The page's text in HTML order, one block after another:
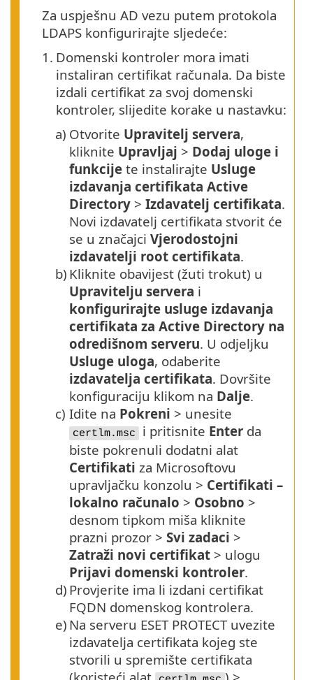
Za uspješnu AD vezu putem protokola
LDAPS konfigurirajte sljedeće:
1. Domenski kontroler mora imati
instaliran certifikat računala. Da biste
izdali certifikat za svoj domenski
kontroler, slijedite korake u nastavku:
a) Otvorite Upravitelj servera,
kliknite Upravljaj > Dodaj uloge i
funkcije te instalirajte Usluge
izdavanja certifikata Active
Directory > Izdavatelj certifikata.
Novi izdavatelj certifikata stvorit će
se u značajci Vjerodostojni
izdavatelji root certifikata.
b) Kliknite obavijest (žuti trokut) u
Upravitelju servera i
konfigurirajte usluge izdavanja
certifikata za Active Directory na
odredišnom serveru. U odjeljku
Usluge uloga, odaberite
izdavatelja certifikata. Dovršite
konfiguraciju klikom na Dalje.
c) Idite na Pokreni > unesite
certlm.msc i pritisnite Enter da
biste pokrenuli dodatni alat
Certifikati za Microsoftovu
upravljačku konzolu > Certifikati –
lokalno računalo > Osobno >
desnom tipkom miša kliknite
prazni prozor > Svi zadaci >
Zatraži novi certifikat > ulogu
Prijavi domenski kontroler.
d) Provjerite ima li izdani certifikat
FQDN domenskog kontrolera.
e) Na serveru ESET PROTECT uvezite
izdavatelja certifikata kojeg ste
stvorili u spremište certifikata